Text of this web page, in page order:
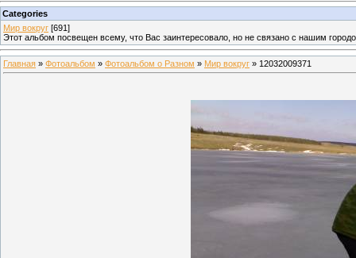
Categories
Мир вокруг [691]
Этот альбом посвещен всему, что Вас заинтересовало, но не связано с нашим
Главная » Фотоальбом » Фотоальбом о Разном » Мир вокруг » 12032009371